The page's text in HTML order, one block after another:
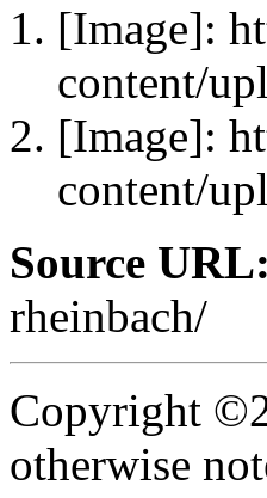
[Image]:
content/
[Image]:
content/
Source URL:
rheinbach/
Copyright
otherwise